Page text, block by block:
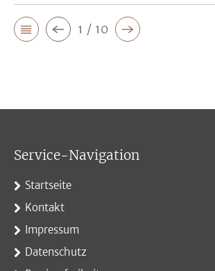
1 / 10
Service-Navigation
Startseite
Kontakt
Impressum
Datenschutz